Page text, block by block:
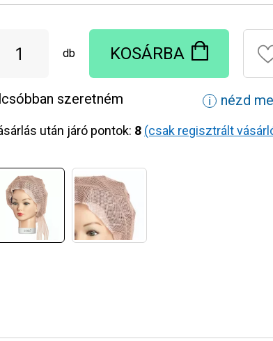
db KOSÁRBA
szeretném ℹ nézd
után járó pontok: 8 (csak regisztrált